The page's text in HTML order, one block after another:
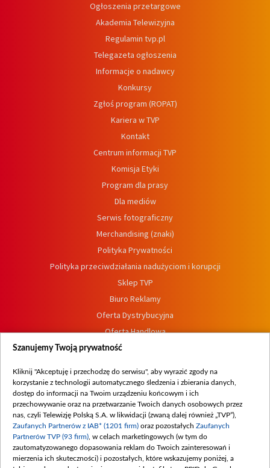
Ogłoszenia przetargowe
Akademia Telewizyjna
Regulamin tvp.pl
Telegazeta ogłoszenia
Informacje o nadawcy
Konkursy
Zgłoś program (ROPAT)
Kariera w TVP
Kontakt
Centrum informacji TVP
Komisja Etyki
Program dla prasy
Dla mediów
Serwis fotograficzny
Merchandising (znaki)
Polityka Prywatności
Polityka przeciwdziałania nadużyciom i korupcji
Sklep TVP
Biuro Reklamy
Oferta Dystrybucyjna
Oferta Handlowa
Dostępność
Procedura zgłoszeń wewnętrznych
Szanujemy Twoją prywatność
Kliknij "Akceptuję i przechodzę do serwisu", aby wyrazić zgody na
korzystanie z technologii automatycznego śledzenia i zbierania danych,
dostęp do informacji na Twoim urządzeniu końcowym i ich
przechowywanie oraz na przetwarzanie Twoich danych osobowych przez
nas, czyli Telewizję Polską S.A. w likwidacji (zwaną dalej również „TVP”),
Zaufanych Partnerów z IAB* (1201 firm) oraz pozostałych Zaufanych
Partnerów TVP (93 firm) , w celach marketingowych (w tym do
zautomatyzowanego dopasowania reklam do Twoich zainteresowań i
mierzenia ich skuteczności) i pozostałych, które wskazujemy poniżej, a